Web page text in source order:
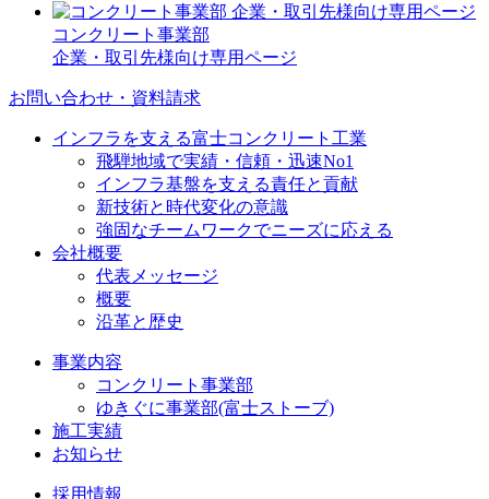
コンクリート事業部
企業・取引先様向け専用ページ
お問い合わせ・資料請求
インフラを支える富士コンクリート工業
飛騨地域で実績・信頼・迅速No1
インフラ基盤を支える責任と貢献
新技術と時代変化の意識
強固なチームワークでニーズに応える
会社概要
代表メッセージ
概要
沿革と歴史
事業内容
コンクリート事業部
ゆきぐに事業部(富士ストーブ)
施工実績
お知らせ
採用情報